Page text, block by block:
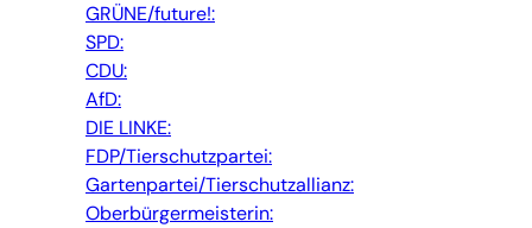
GRÜNE/future!:
SPD:
CDU:
AfD:
DIE LINKE:
FDP/Tierschutzpartei:
Gartenpartei/Tierschutzallianz:
Oberbürgermeisterin: